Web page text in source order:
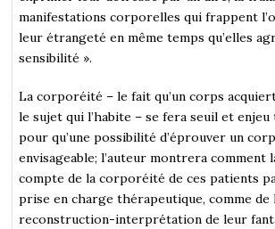
manifestations corporelles qui frappent
leur étrangeté en même temps qu’elles
sensibilité ».
La corporéité – le fait qu’un corps
le sujet qui l’habite – se fera seuil et
pour qu’une possibilité d’éprouver un
envisageable; l’auteur montrera comment
compte de la corporéité de ces patients
prise en charge thérapeutique, comme de
reconstruction-interprétation de leur